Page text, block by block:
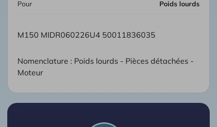
Pour Poids lourds
M150 MIDR060226U4 50011836035
Nomenclature : Poids lourds - Pièces détachées -
Moteur